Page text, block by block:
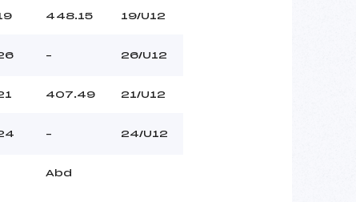
448.15 19/U12
– 26/U12
407.49 21/U12
– 24/U12
Abd